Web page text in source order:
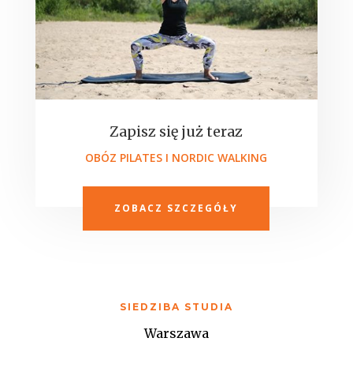
Zapisz się już teraz
OBÓZ PILATES I NORDIC WALKING
ZOBACZ SZCZEGÓŁY
SIEDZIBA STUDIA
Warszawa